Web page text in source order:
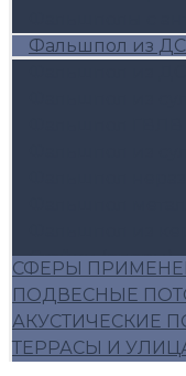
Фальшпол из
Стойки (опоры)
Аксессуары для
Алюминиевый
Плиты
Люки для
СФЕРЫ
ПОДВЕСНЫЕ
АКУСТИЧЕСКИЕ
ТЕРРАСЫ И